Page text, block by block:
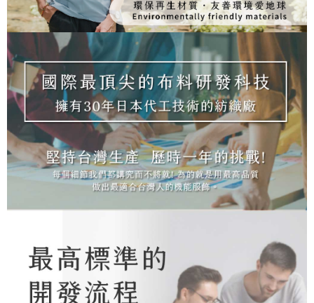
【注意事項】
1. 本サービスは「台湾大哥大株式会社」（以下「当社」といいます）によ
って提供され、ユーザーが取引時に本サービスを通じて商品やサービスを
購入できるようにし、店舗が売買／分割払い売買の債権を当社に譲渡した
後、契約に基づいて当社の請求書で帳款を支払うことになります。
2. 「OP Pay Later」を利用する契約関係の目的から、店舗はあなたの個人
情報（名前、電話または住所を含む）を台湾大哥大に提供し、収集、処理
および利用するために、当社があなた本人と分割請求書に必要な情報の確
認、照合および修正を行います。
3. 完全なユーザーサービス規約については、以下のリンクを参照してくだ
さい：
https://oppay.tw/userRule
とに計算されます。AFTEEで注文すると、商品を受け取るまで支払い期限
を延長できますが、商品を期限内に受け取れない場合があります（例：予
約商品や商品到着日が比較的遅い商品）。そのため、商品到着の有無に関
わらず、AFTEEで指定された期限内にお支払いください。
二、支払い限度額
1.初回 AFTEEを ご利用の際に、認証結果及び当社の審査の結果に基づ
き、限度額が設定されます。
2.決済金額は最低NT$20です。
3.現在、台湾の会員のみご利用いただけます。
三、利用規約「AFTEE代金後払い」（以下当サービスという）はネットプ
ロテクションズ（以下 AFTEE という）が提供し、AFTEEが代金を徴収し
ます。当サービスご利用の際に提供しなければならない個人情報（注文者
の氏名、電話番号、受取人の氏名、電話番号、受取人住所を含むがこれに
限らない）は、AFTEEに渡され当サービスで必要な範囲内で利用されま
す。AFTEEの個人情報の収集、処理、利用について、詳細はAFTEE公式ホ
AFTEEの初回ご利用の際に、審査を通過すれば、最高額がNT$10,000にな
ります。支払い期限を過ぎた場合、その金額に基づいて年利20%の遅延滞
納金が加算されます。未成年の利用者は、事前に法定代理人または後見人
の同意を得ればAFTEEをご利用いただけます。
配送毎にNT$100、NT$1,000以上で送料無料
配送毎にNT$100、NT$1,000以上で送料無料
送料を確認